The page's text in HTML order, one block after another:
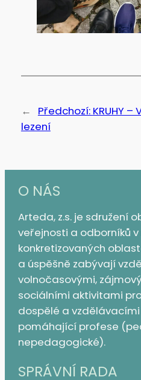
← Předchozí: KRUHY –
lezení
O NÁS
Arteda, z.s. je sdružení
veřejnosti a odborníků v
konkretizovaných
a úspěšně zabývají
volnočasovými,
sociálními aktivitami
dospělé a
pomáhající profese
nepedagogické).
SPRÁVNÍ RADA